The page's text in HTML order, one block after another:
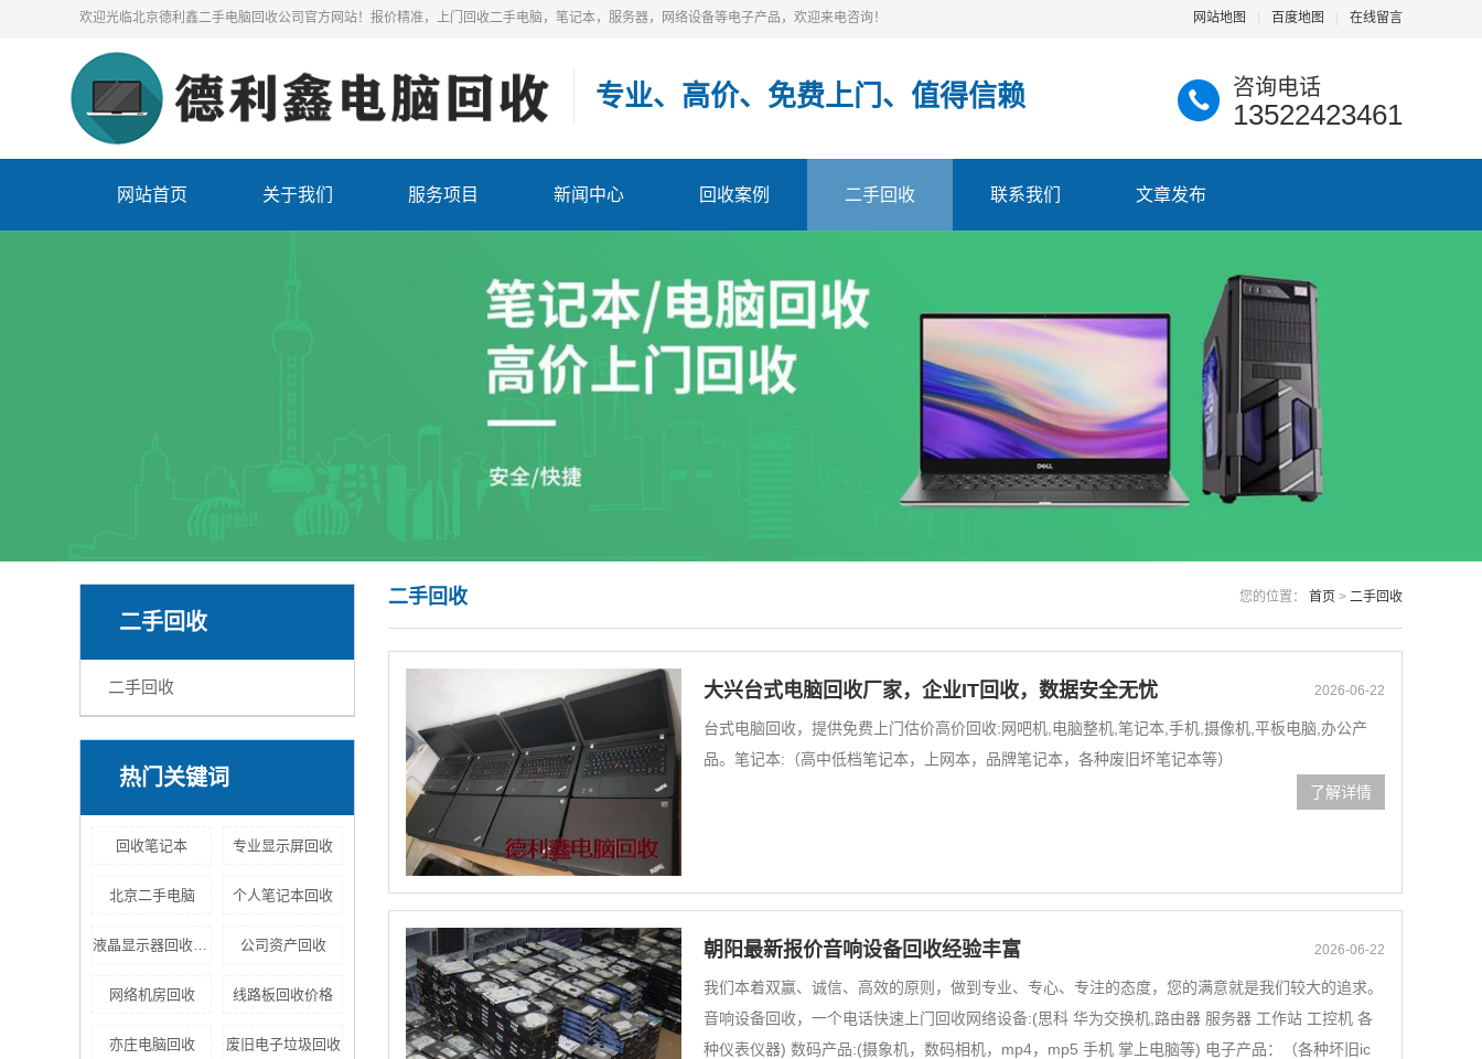
欢迎光临北京德利鑫二手电脑回收公司官方网站！报价精准，上门回收二手电脑，笔记本，服务器，网络设备等电子产品，欢迎来电咨询！ 网站地图 百度地图 在线留言
专业、高价、免费上门、值得信赖 咨询电话
13522423461
网站首页 关于我们 服务项目 新闻中心 回收案例 二手回收 联系我们 文章发布
二手回收
二手回收
热门关键词
回收笔记本 专业显示屏回收
北京二手电脑 个人笔记本回收
液晶显示器回收多少钱 公司资产回收
网络机房回收 线路板回收价格
亦庄电脑回收 废旧电子垃圾回收
您的位置： 首页 > 二手回收
二手回收
2026-06-22
大兴台式电脑回收厂家，企业IT回收，数据安全无忧
台式电脑回收，提供免费上门估价高价回收:网吧机,电脑整机,笔记本,手机,摄像机,平板电脑,办公产
品。笔记本:（高中低档笔记本，上网本，品牌笔记本，各种废旧坏笔记本等）
了解详情
2026-06-22
朝阳最新报价音响设备回收经验丰富
我们本着双赢、诚信、高效的原则，做到专业、专心、专注的态度，您的满意就是我们较大的追求。
音响设备回收，一个电话快速上门回收网络设备:(思科 华为交换机,路由器 服务器 工作站 工控机 各
种仪表仪器) 数码产品:(摄象机，数码相机，mp4，mp5 手机 掌上电脑等) 电子产品：（各种坏旧ic